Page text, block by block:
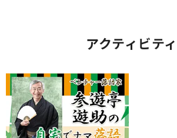
アクティビティ